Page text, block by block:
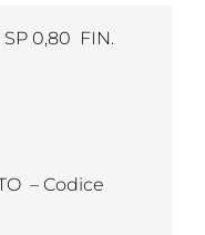
SP 0,80 FIN.
– Codice